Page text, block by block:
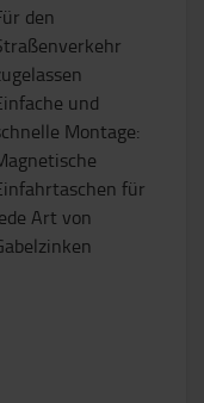
den
und
Montage:
für
Art von